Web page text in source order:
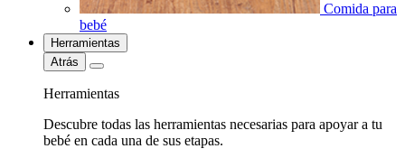
Comida para
bebé
Herramientas
Atrás
Herramientas
Descubre todas las herramientas necesarias para apoyar a tu
bebé en cada una de sus etapas.